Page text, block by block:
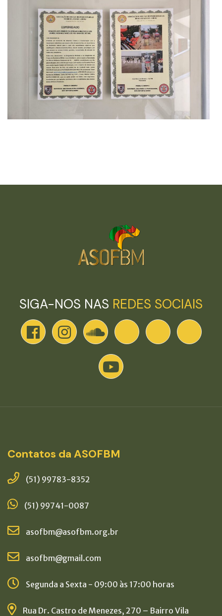
SIGA-NOS NAS REDES SOCIAIS
Contatos da ASOFBM
(51) 99783-8352
(51) 99741-0087
asofbm@asofbm.org.br
asofbm@gmail.com
Segunda a Sexta - 09:00 às 17:00 horas
Rua Dr. Castro de Menezes, 270 – Bairro Vila